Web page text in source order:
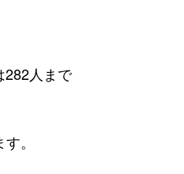
282人まで
。